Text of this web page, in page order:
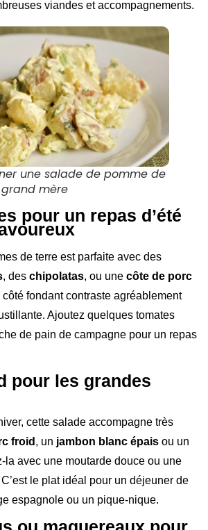
viandes et accompagnements.
une salade de pomme de
mère
pour un repas d’été
de terre est parfaite avec des
, des chipolatas, ou une côte de porc
côté fondant contraste agréablement
Ajoutez quelques tomates
de pain de campagne pour un repas
pour les grandes
cette salade accompagne très
froid , un jambon blanc épais ou un
la avec une moutarde douce ou une
le plat idéal pour un déjeuner de
espagnole ou un pique-nique.